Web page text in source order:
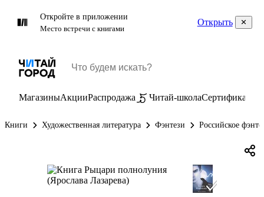
Откройте в приложении
Место встречи с книгами
Открыть
МагазиныАкцииРаспродажа Читай-школаСертификаты
Книги Художественная литература Фэнтези Российское